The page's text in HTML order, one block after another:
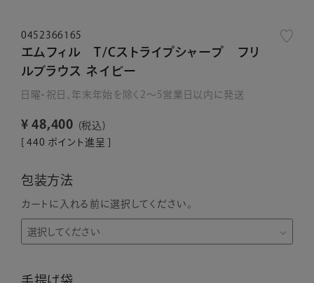
0452366165
エムフィル T/Cストライプシャープ フリ
ルブラウス ネイビー
日曜・祝日、年末年始を除く2～5営業日以内に発送
¥ 48,400
税込
440 ポイント進呈 ]
包装方法
カートに入れる前に選択してください。
手提げ袋